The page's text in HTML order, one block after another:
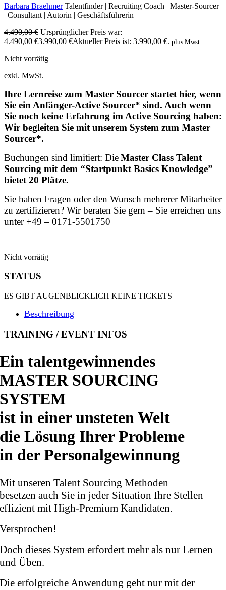
Barbara Braehmer Talentfinder | Recruiting Coach | Master-Sourcer
| Consultant | Autorin | Geschäftsführerin
4.490,00€ Ursprünglicher Preis war:
4.490,00 €3.990,00 €Aktueller Preis ist: 3.990,00 €. plus Mwst.
Nicht vorrätig
exkl. MwSt.
Ihre Lernreise zum Master Sourcer startet hier, wenn
Sie ein Anfänger-Active Sourcer* sind. Auch wenn
Sie noch keine Erfahrung im Active Sourcing haben:
Wir begleiten Sie mit unserem System zum Master
Sourcer*.
Buchungen sind limitiert: DieMaster Class Talent
Sourcing mit dem “Startpunkt Basics Knowledge”
bietet 20 Plätze.
Sie haben Fragen oder den Wunsch mehrerer Mitarbeiter
zu zertifizieren? Wir beraten Sie gern – Sie erreichen uns
unter +49 – 0171-5501750
Nicht vorrätig
STATUS
ES GIBT AUGENBLICKLICH KEINE TICKETS
Beschreibung
TRAINING / EVENT INFOS
Ein talentgewinnendes
MASTER SOURCING
SYSTEM
ist in einer unsteten Welt
die Lösung Ihrer Probleme
in der Personalgewinnung
Mit unseren Talent Sourcing Methoden
besetzen auch Sie in jeder Situation Ihre Stellen
effizient mit High-Premium Kandidaten.
Versprochen!
Doch dieses System erfordert mehr als nur Lernen
und Üben.
Die erfolgreiche Anwendung geht nur mit der